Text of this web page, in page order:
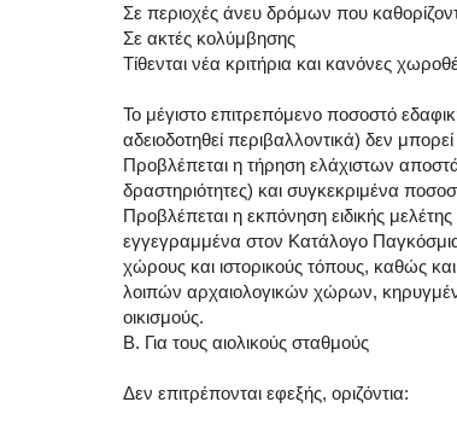
Σε περιοχές άνευ δρόμων που
Σε ακτές κολύμβησης
Τίθενται νέα κριτήρια και κανόνες
Το μέγιστο επιτρεπόμενο ποσοστό
αδειοδοτηθεί περιβαλλοντικά) δεν
Προβλέπεται η τήρηση ελάχιστων
δραστηριότητες) και συγκεκριμένα
Προβλέπεται η εκπόνηση ειδικής
εγγεγραμμένα στον Κατάλογο
χώρους και ιστορικούς τόπους, καθώς
λοιπών αρχαιολογικών χώρων,
οικισμούς.
Β. Για τους αιολικούς σταθμούς
Δεν επιτρέπονται εφεξής, οριζόντια: